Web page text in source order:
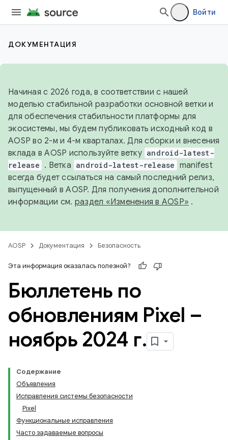
Войти
ДОКУМЕНТАЦИЯ
Начиная с 2026 года, в соответствии с нашей
моделью стабильной разработки основной ветки и
для обеспечения стабильности платформы для
экосистемы, мы будем публиковать исходный код в
AOSP во 2-м и 4-м кварталах. Для сборки и внесения
вклада в AOSP используйте ветку android-latest-
release . Ветка android-latest-release manifest
всегда будет ссылаться на самый последний релиз,
выпущенный в AOSP. Для получения дополнительной
информации см. раздел «Изменения в AOSP» .
AOSP Документация Безопасность
Эта информация оказалась полезной?
Бюллетень по
обновлениям Pixel –
ноябрь 2024 г.
Содержание
Объявления
Исправления системы безопасности
Pixel
Функциональные исправления
Часто задаваемые вопросы